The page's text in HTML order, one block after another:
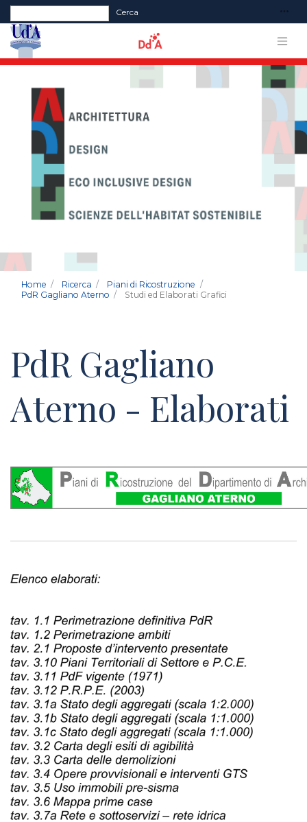
Form di ricerca
Cerca
Home Ricerca
Piani di Ricostruzione
PdR Gagliano Aterno
Studi ed Elaborati Grafici
PdR Gagliano
Aterno - Elaborati